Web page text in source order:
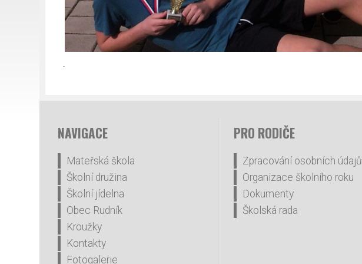
NAVIGACE
Mateřská škola
Školní družina
Školní jídelna
Obec Rudník
Kroužky
Kontakty
Fotogalerie
PRO RODIČE
Zpracování osobních údajů
Organizace školního roku
Dokumenty
Školská rada